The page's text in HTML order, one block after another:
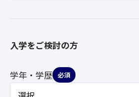
入学をご検討の方
学年・学歴 必須